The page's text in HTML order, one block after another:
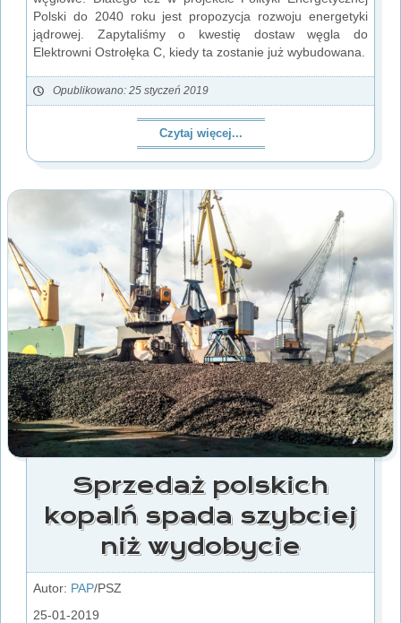
Polski do 2040 roku jest propozycja rozwoju energetyki
jądrowej. Zapytaliśmy o kwestię dostaw węgla do
Elektrowni Ostrołęka C, kiedy ta zostanie już wybudowana.
Opublikowano: 25 styczeń 2019
Czytaj więcej...
Sprzedaż polskich
kopalń spada szybciej
niż wydobycie
Autor: PAP/PSZ
25-01-2019